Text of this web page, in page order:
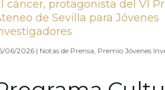
cáncer, protagonista del VI
de Sevilla para Jóvenes
06/2026 | Notas de Prensa, Premio Jóvenes